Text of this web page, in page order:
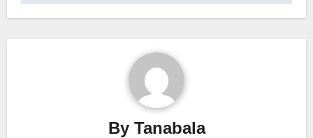
By Tanabala